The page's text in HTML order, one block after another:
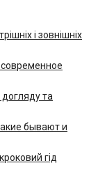
і зовнішніх
догляду та
бывают и
гід